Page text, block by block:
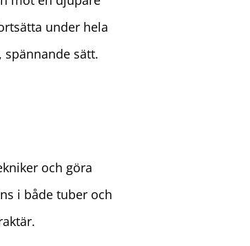
under hela
sätt.
och göra
i både tuber och